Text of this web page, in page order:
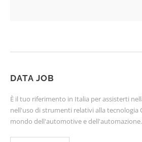
DATA JOB
È il tuo riferimento in Italia per assisterti
nell'uso di strumenti relativi alla tecnologia
mondo dell'automotive e dell'automazione.